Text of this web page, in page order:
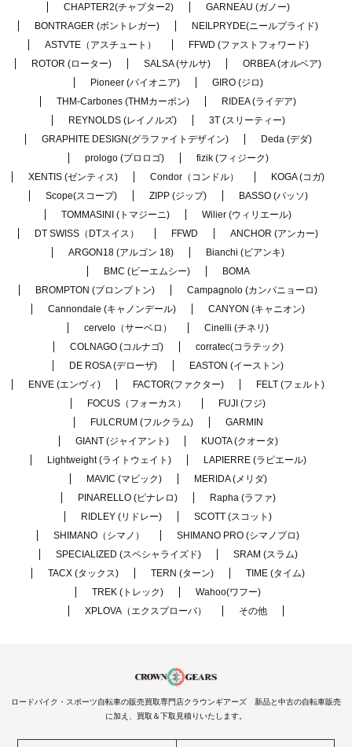
CHAPTER2(チャプター2)
GARNEAU (ガノー)
BONTRAGER (ボントレガー)
NEILPRYDE(ニールプライド)
ASTVTE（アスチュート）
FFWD (ファストフォワード)
ROTOR (ローター)
SALSA (サルサ)
ORBEA (オルベア)
Pioneer (パイオニア)
GIRO (ジロ)
THM-Carbones (THMカーボン)
RIDEA (ライデア)
REYNOLDS (レイノルズ)
3T (スリーティー)
GRAPHITE DESIGN(グラファイトデザイン)
Deda (デダ)
prologo (プロロゴ)
fizik (フィジーク)
XENTIS (ゼンティス)
Condor（コンドル）
KOGA (コガ)
Scope(スコープ)
ZIPP (ジップ)
BASSO (バッソ)
TOMMASINI (トマジーニ)
Wilier (ウィリエール)
DT SWISS（DTスイス）
FFWD
ANCHOR (アンカー)
ARGON18 (アルゴン 18)
Bianchi (ビアンキ)
BMC (ビーエムシー)
BOMA
BROMPTON (ブロンプトン)
Campagnolo (カンパニョーロ)
Cannondale (キャノンデール)
CANYON (キャニオン)
cervelo（サーベロ）
Cinelli (チネリ)
COLNAGO (コルナゴ)
corratec(コラテック)
DE ROSA (デローザ)
EASTON (イーストン)
ENVE (エンヴィ)
FACTOR(ファクター)
FELT (フェルト)
FOCUS（フォーカス）
FUJI (フジ)
FULCRUM (フルクラム)
GARMIN
GIANT (ジャイアント)
KUOTA (クオータ)
Lightweight (ライトウェイト)
LAPIERRE (ラピエール)
MAVIC (マビック)
MERIDA (メリダ)
PINARELLO (ピナレロ)
Rapha (ラファ)
RIDLEY (リドレー)
SCOTT (スコット)
SHIMANO（シマノ）
SHIMANO PRO (シマノプロ)
SPECIALIZED (スペシャライズド)
SRAM (スラム)
TACX (タックス)
TERN (ターン)
TIME (タイム)
TREK (トレック)
Wahoo(ワフー)
XPLOVA（エクスプローバ）
その他
ロードバイク・スポーツ自転車の販売買取専門店クラウンギアーズ 新品と中古の自転車販売
に加え、買取＆下取見積りいたします。